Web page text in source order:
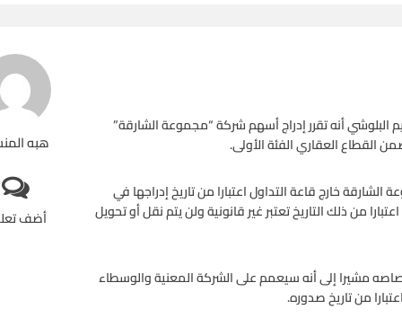
هبه
أضف
البلوشي أنه تقرر إدراج أسهم شركة “مجموعة الشارقة”
خارج قاعة التداول اعتبارا من تاريخ إدراجها في
من ذلك التاريخ تعتبر غير قانونية ولن يتم نقل أو تحويل
مشيرا إلى أنه سيعمم على الشركة المعنية والوسطاء
من تاريخ صدوره.